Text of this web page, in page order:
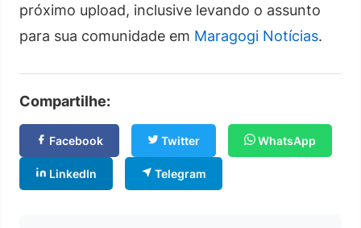
próximo upload, inclusive levando o assunto
para sua comunidade em Maragogi Notícias.
Compartilhe:
Facebook Twitter WhatsApp
LinkedIn Telegram